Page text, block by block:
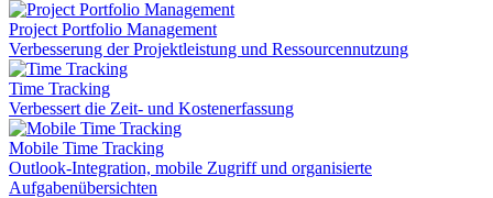
Project Portfolio Management
Verbesserung der Projektleistung und Ressourcennutzung
Time Tracking
Verbessert die Zeit- und Kostenerfassung
Mobile Time Tracking
Outlook-Integration, mobile Zugriff und organisierte
Aufgabenübersichten